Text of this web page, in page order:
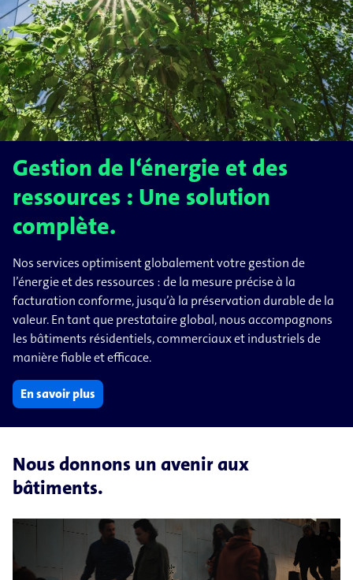
Gestion de l‘énergie et des
ressources : Une solution
complète.
Nos services optimisent globalement votre gestion de
l’énergie et des ressources : de la mesure précise à la
facturation conforme, jusqu’à la préservation durable de la
valeur. En tant que prestataire global, nous accompagnons
les bâtiments résidentiels, commerciaux et industriels de
manière fiable et efficace.
En savoir plus
Nous donnons un avenir aux
bâtiments.